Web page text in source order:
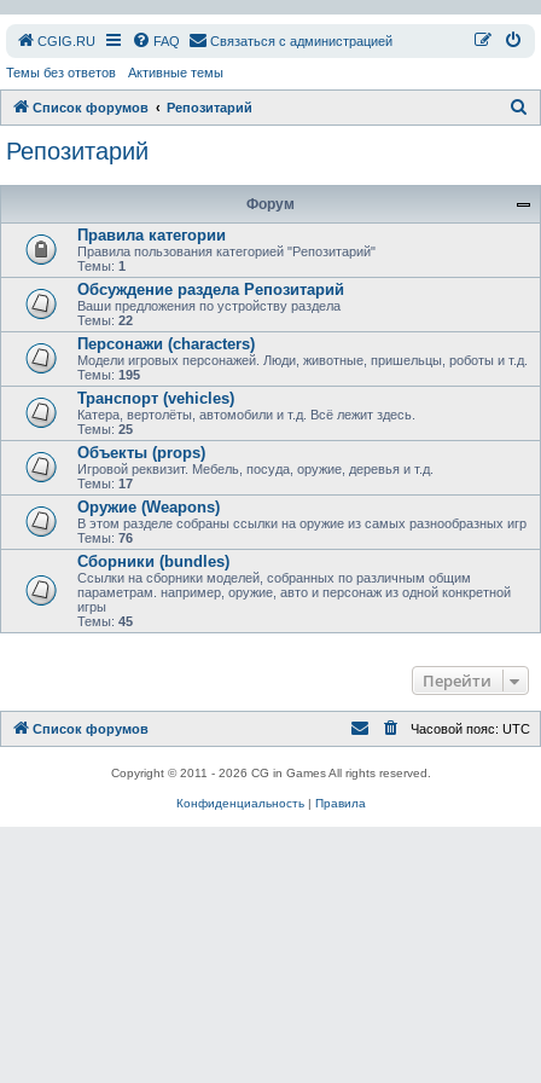
СGIG.RU FAQ Связаться с администрацией
Темы без ответов Активные темы
Список форумов Репозитарий
к
Репозитарий
Форум
Правила категории
Правила пользования категорией "Репозитарий"
Темы: 1
Обсуждение раздела Репозитарий
Ваши предложения по устройству раздела
Темы: 22
Персонажи (characters)
Модели игровых персонажей. Люди, животные, пришельцы, роботы и т.д.
Темы: 195
Транспорт (vehicles)
Катера, вертолёты, автомобили и т.д. Всё лежит здесь.
Темы: 25
Объекты (props)
Игровой реквизит. Мебель, посуда, оружие, деревья и т.д.
Темы: 17
Оружие (Weapons)
В этом разделе собраны ссылки на оружие из самых разнообразных игр
Темы: 76
Сборники (bundles)
Ссылки на сборники моделей, собранных по различным общим
параметрам. например, оружие, авто и персонаж из одной конкретной
игры
Темы: 45
Перейти
Список форумов Часовой пояс: UTC
Copyright © 2011 - 2026 CG in Games All rights reserved.
Конфиденциальность| Правила